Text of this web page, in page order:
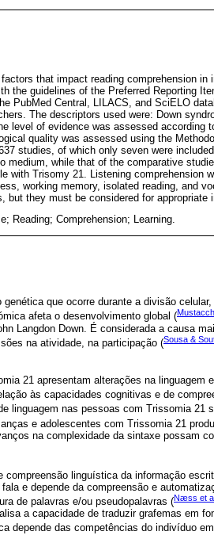
that impact reading comprehension
the guidelines of the Preferred Reporting
PubMed Central, LILACS, and SciELO
The descriptors used were: Down
level of evidence was assessed according
quality was assessed using the
studies, of which only seven were
medium, while that of the comparative
with Trisomy 21. Listening comprehension
working memory, isolated reading, and
but they must be considered for appropriate
Reading; Comprehension; Learning.
que ocorre durante a divisão
afeta o desenvolvimento global (
Langdon Down. É considerada a causa
na atividade, na participação (Sousa &
21 apresentam alterações na linguagem
às capacidades cognitivas e de
linguagem nas pessoas com Trissomia 21
e adolescentes com Trissomia 21
na complexidade da sintaxe possam
linguística da informação
e depende da compreensão e
de palavras e/ou pseudopalavras (Næss et
a capacidade de traduzir grafemas em
depende das competências do indivíduo